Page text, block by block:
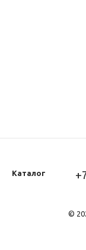
Каталог
©